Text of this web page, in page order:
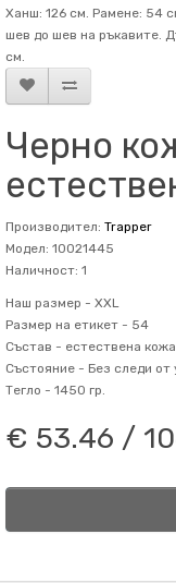
Ханш: 126 см. Рамене: 54
шев до шев на ръкавите.
см.
Черно
Производител: Trapper
Модел: 10021445
Наличност: 1
Наш размер - XXL
Размер на етикет - 54
Състав - естествена
Състояние - Без следи от
Тегло - 1450 гр.
€ 53.46 /